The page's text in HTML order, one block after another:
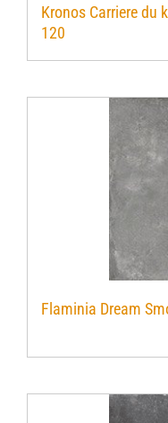
Kronos Carriere du
120
Flaminia Dream